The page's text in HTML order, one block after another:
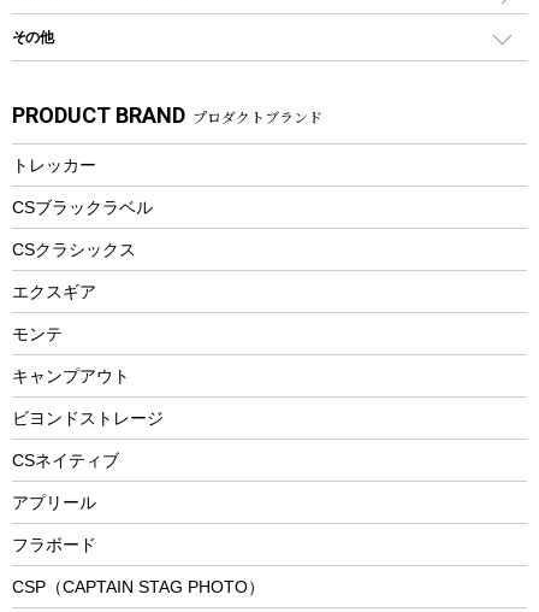
バーベキューツール
カトラリー
マグカップ、カップ
ステンレスボトル
フードボトル
トレー
ランチョンマット
ランチボックス
その他アウトドア雑貨
スプレー関係
ツール、他
パドル
ヘルメット
エアーポンプ
アクセサリー
シティサイクル
自転車ウェア
ラッシュガード
パラソル
フローティングベスト
ヘルメット
エアーポンプ
ビーチテント
ウィンター
スノーシュー
防寒ウェア
トレッキング
トレッキングアクセサリー
プレイグッズ
その他
湯たんぽ
防災用品
PRODUCT BRAND プロダクトブランド
トレッカー
CSブラックラベル
CSクラシックス
エクスギア
モンテ
キャンプアウト
ビヨンドストレージ
CSネイティブ
アプリール
フラボード
CSP（CAPTAIN STAG PHOTO）